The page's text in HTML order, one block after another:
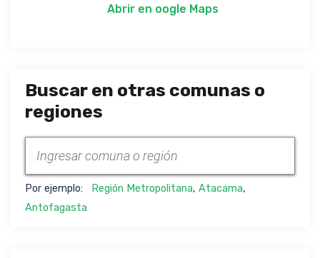
Abrir en oogle Maps
Buscar en otras comunas o
regiones
Por ejemplo: Región Metropolitana, Atacama,
Antofagasta